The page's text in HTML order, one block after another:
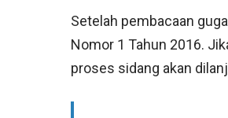
Setelah pembacaan
Nomor 1 Tahun 2016.
proses sidang akan